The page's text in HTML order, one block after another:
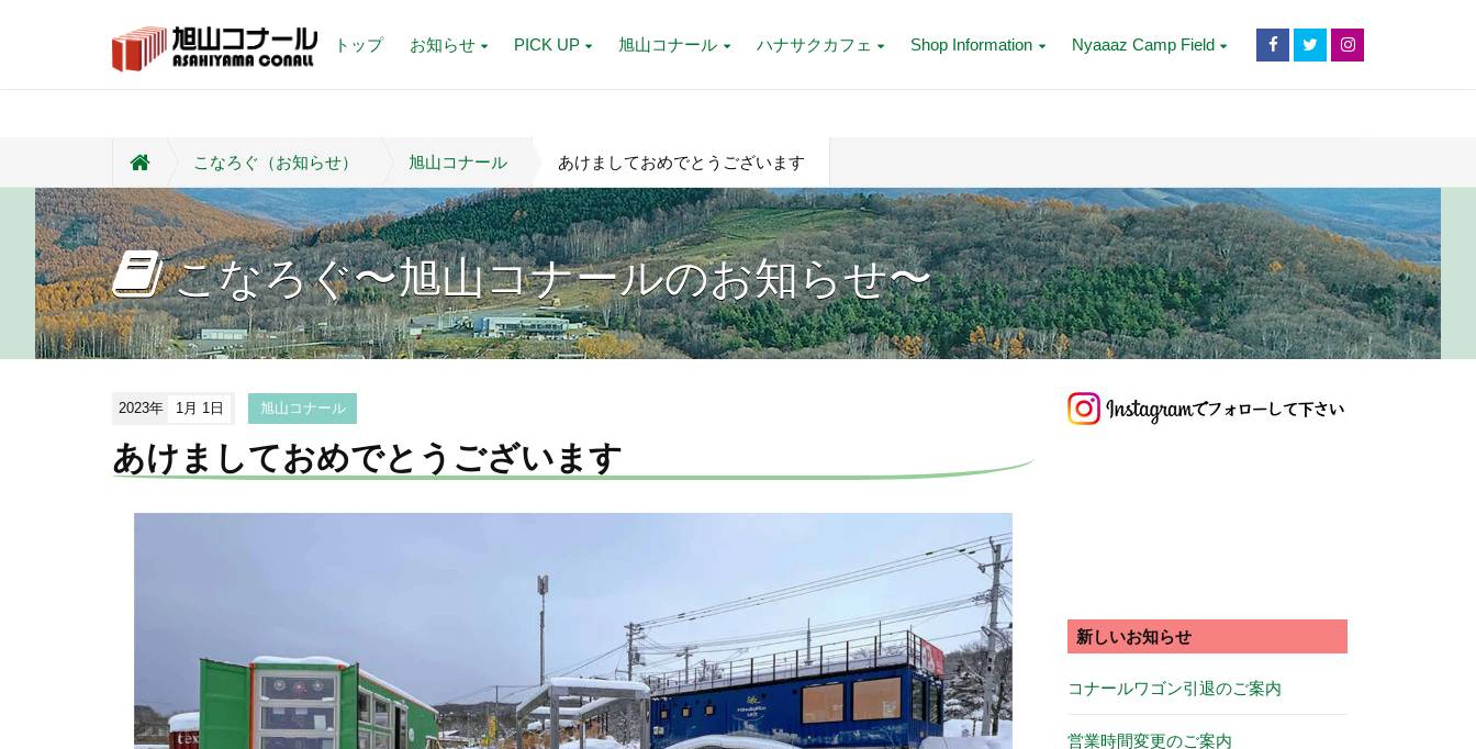
トップ お知らせ PICK UP 旭山コナール ハナサクカフェ Shop Information Nyaaaz Camp Field
こなろぐ（お知らせ） 旭山コナール あけましておめでとうございます
こなろぐ〜旭山コナールのお知らせ〜
2023年 1月 1日 旭山コナール
あけましておめでとうございます
新しいお知らせ
コナールワゴン引退のご案内
営業時間変更のご案内